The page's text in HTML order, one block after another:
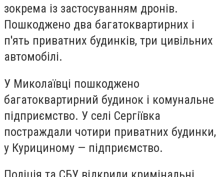
зокрема із застосуванням дронів.
Пошкоджено два багатоквартирних і
п'ять приватних будинків, три цивільних
автомобілі.
У Миколаївці пошкоджено
багатоквартирний будинок і комунальне
підприємство. У селі Сергіївка
постраждали чотири приватних будинки,
у Курициному — підприємство.